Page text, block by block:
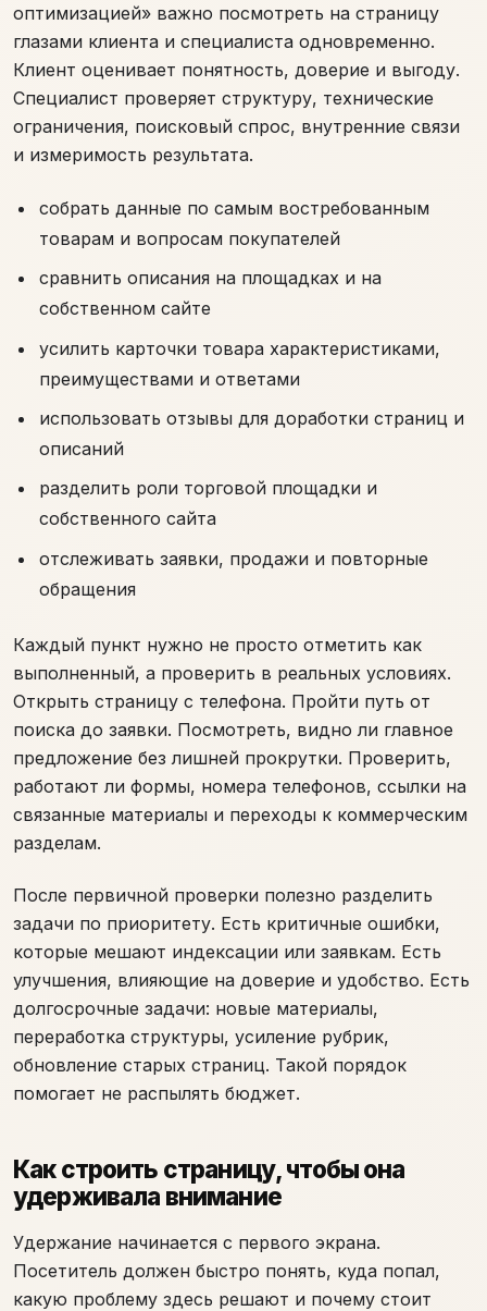
оптимизацией» важно посмотреть на страницу
глазами клиента и специалиста одновременно.
Клиент оценивает понятность, доверие и выгоду.
Специалист проверяет структуру, технические
ограничения, поисковый спрос, внутренние связи
и измеримость результата.
собрать данные по самым востребованным
товарам и вопросам покупателей
сравнить описания на площадках и на
собственном сайте
усилить карточки товара характеристиками,
преимуществами и ответами
использовать отзывы для доработки страниц и
описаний
разделить роли торговой площадки и
собственного сайта
отслеживать заявки, продажи и повторные
обращения
Каждый пункт нужно не просто отметить как
выполненный, а проверить в реальных условиях.
Открыть страницу с телефона. Пройти путь от
поиска до заявки. Посмотреть, видно ли главное
предложение без лишней прокрутки. Проверить,
работают ли формы, номера телефонов, ссылки на
связанные материалы и переходы к коммерческим
разделам.
После первичной проверки полезно разделить
задачи по приоритету. Есть критичные ошибки,
которые мешают индексации или заявкам. Есть
улучшения, влияющие на доверие и удобство. Есть
долгосрочные задачи: новые материалы,
переработка структуры, усиление рубрик,
обновление старых страниц. Такой порядок
помогает не распылять бюджет.
Как строить страницу, чтобы она
удерживала внимание
Удержание начинается с первого экрана.
Посетитель должен быстро понять, куда попал,
какую проблему здесь решают и почему стоит